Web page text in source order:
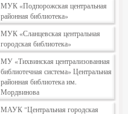
МУК «Подпорожская центральная
районная библиотека»
МУК «Сланцевская центральная
городская библиотека»
МУ «Тихвинская централизованная
библиотечная система» Центральная
районная библиотека им.
Мордвинова
МАУК "Центральная городская